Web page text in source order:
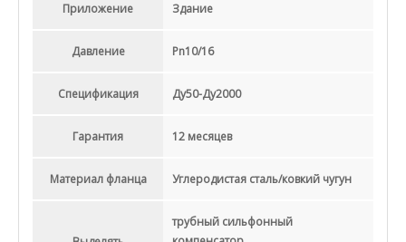
Приложение Здание
Давление Pn10/16
Спецификация Ду50-Ду2000
Гарантия 12 месяцев
Материал фланца Углеродистая сталь/ковкий чугун
трубный сильфонный